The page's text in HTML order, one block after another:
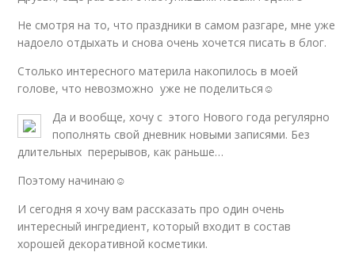
Не смотря на то, что праздники в самом разгаре, мне уже
надоело отдыхать и снова очень хочется писать в блог.
Столько интересного материла накопилось в моей
голове, что невозможно уже не поделиться☺
Да и вообще, хочу с этого Нового года регулярно
пополнять свой дневник новыми записями. Без
длительных перерывов, как раньше…
Поэтому начинаю☺
И сегодня я хочу вам рассказать про один очень
интересный ингредиент, который входит в состав
хорошей декоративной косметики.